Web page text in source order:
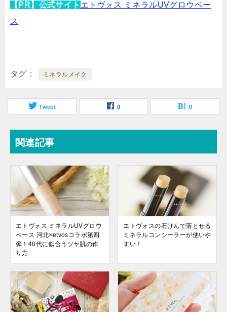
【PR】公式サイト エトヴォス ミネラルUVグロウベー
ス
タグ ミネラルメイク
Tweet 0 0
関連記事
エトヴォス ミネラルUVグロウ
ベース 河北×etvosコラボ第四
弾！40代に似合うツヤ肌の作
り方
エトヴォスの石けんで落とせる
ミネラルコンシーラーが使いや
すい！